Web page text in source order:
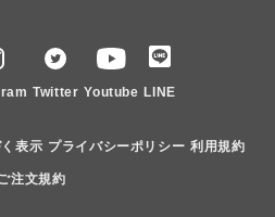
Twitter Youtube LINE
表示 プライバシーポリシー 利用規約
注文規約